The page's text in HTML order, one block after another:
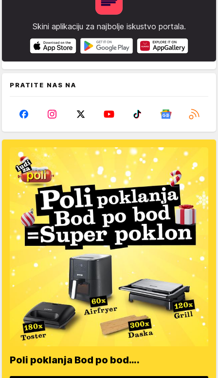
Skini aplikaciju za najbolje iskustvo portala.
PRATITE NAS NA
Poli poklanja Bod po bod….